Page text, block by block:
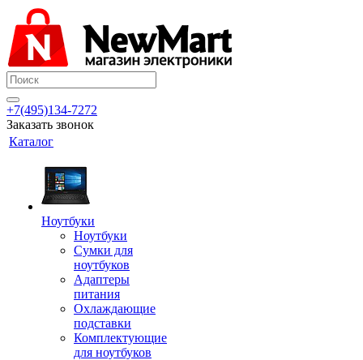
+7(495)134-7272
Заказать звонок
Каталог
Ноутбуки
Ноутбуки
Сумки для
ноутбуков
Адаптеры
питания
Охлаждающие
подставки
Комплектующие
для ноутбуков